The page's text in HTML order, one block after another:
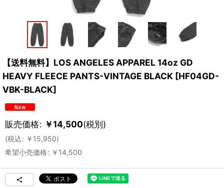
【送料無料】LOS ANGELES APPAREL 14oz GD
HEAVY FLEECE PANTS-VINTAGE BLACK [HF04GD-
VBK-BLACK]
販売価格: ￥14,500(税別)
(税込: ￥ 15,950)
希望小売価格: ￥ 14,500